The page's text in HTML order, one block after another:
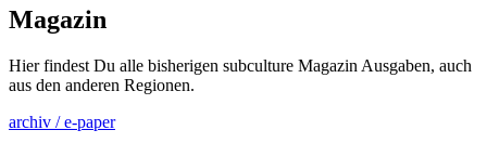
Magazin
Hier findest Du alle bisherigen subculture Magazin Ausgaben, auch
aus den anderen Regionen.
archiv / e-paper